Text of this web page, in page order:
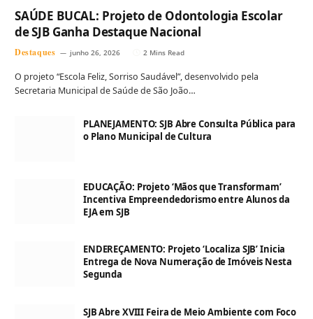
SAÚDE BUCAL: Projeto de Odontologia Escolar
de SJB Ganha Destaque Nacional
Destaques junho 26, 2026 2 Mins Read
O projeto “Escola Feliz, Sorriso Saudável”, desenvolvido pela
Secretaria Municipal de Saúde de São João…
PLANEJAMENTO: SJB Abre Consulta Pública para
o Plano Municipal de Cultura
EDUCAÇÃO: Projeto ‘Mãos que Transformam’
Incentiva Empreendedorismo entre Alunos da
EJA em SJB
ENDEREÇAMENTO: Projeto ‘Localiza SJB’ Inicia
Entrega de Nova Numeração de Imóveis Nesta
Segunda
SJB Abre XVIII Feira de Meio Ambiente com Foco